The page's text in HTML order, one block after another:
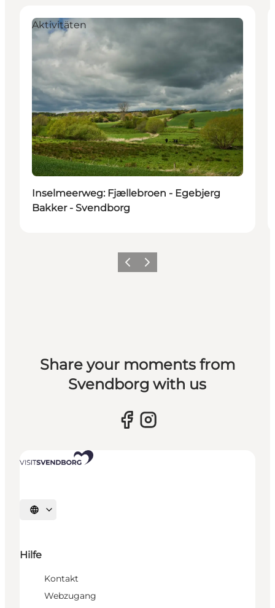
Aktivitäten
Inselmeerweg: Fjællebroen - Egebjerg
Bakker - Svendborg
Vorherige Folie
Nächste Folie
Share your moments from
Svendborg with us
Sprache auswählen
Hilfe
Kontakt
Webzugang